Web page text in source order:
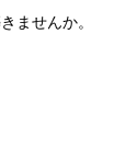
ませんか。